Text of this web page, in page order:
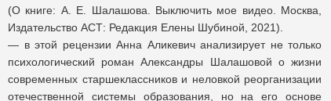
(О книге: А. Е. Шалашова. Выключить мое видео. Москва,
Издательство АСТ: Редакция Елены Шубиной, 2021).
— в этой рецензии Анна Аликевич анализирует не только
психологический роман Александры Шалашовой о жизни
современных старшеклассников и неловкой реорганизации
отечественной системы образования, но на его основе